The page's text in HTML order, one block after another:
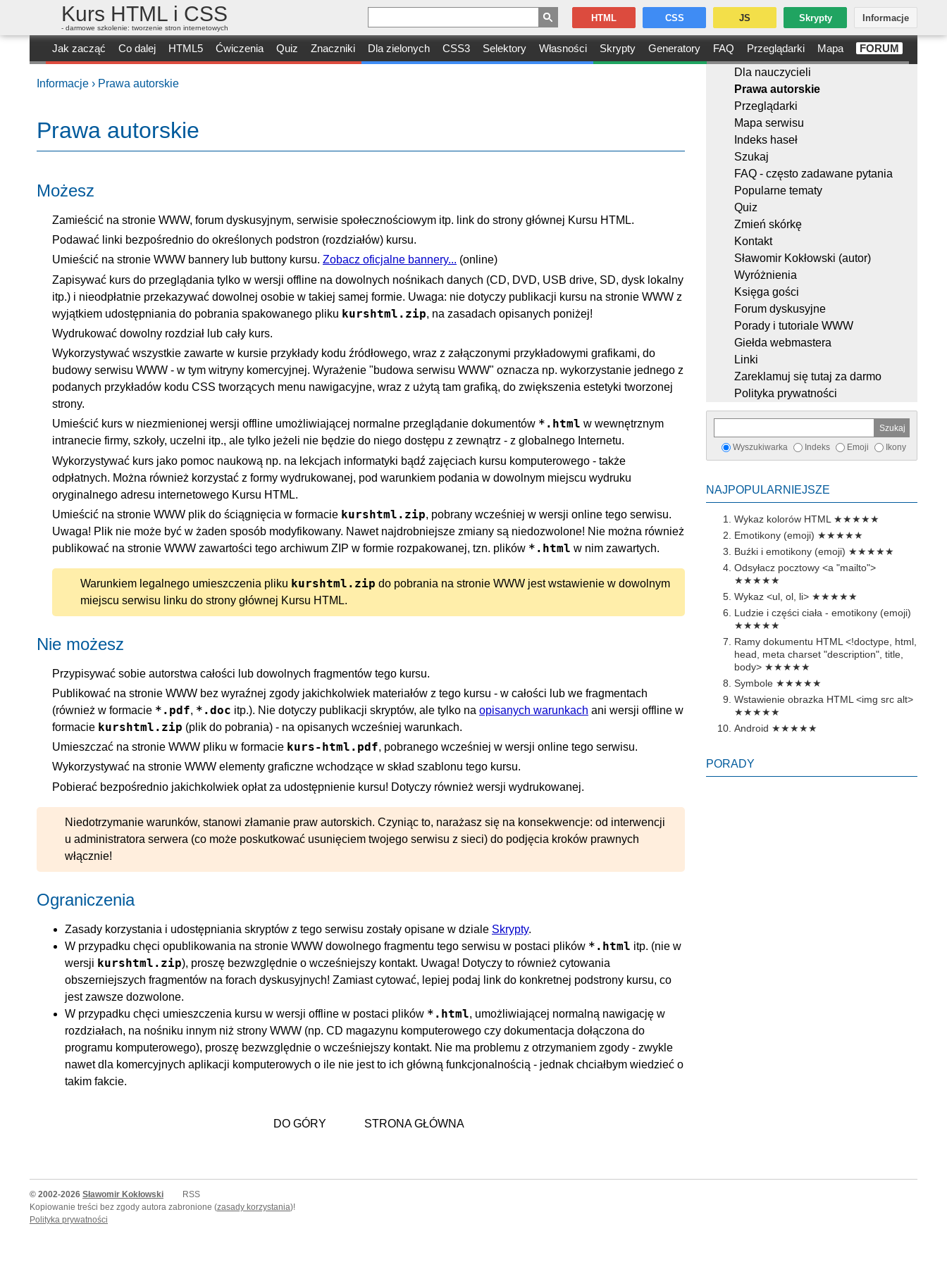
Kurs HTML i CSS
- darmowe szkolenie: tworzenie stron internetowych
Jak zacząć Co dalej HTML5 Ćwiczenia Quiz Znaczniki Dla zielonych CSS3 Selektory Własności Skrypty Generatory FAQ Przeglądarki Mapa FORUM
HTML CSS JS Skrypty Informacje
Dla nauczycieli
Prawa autorskie
Przeglądarki
Mapa serwisu
Indeks haseł
Szukaj
FAQ - często zadawane pytania
Popularne tematy
Quiz
Zmień skórkę
Kontakt
Sławomir Kokłowski (autor)
Wyróżnienia
Księga gości
Forum dyskusyjne
Porady i tutoriale WWW
Giełda webmastera
Linki
Zareklamuj się tutaj za darmo
Polityka prywatności
Wyszukiwarka Indeks Emoji Ikony
NAJPOPULARNIEJSZE
Wykaz kolorów HTML ★★★★★
Emotikony (emoji) ★★★★★
Buźki i emotikony (emoji) ★★★★★
Odsyłacz pocztowy <a "mailto">
★★★★★
Wykaz <ul, ol, li> ★★★★★
Ludzie i części ciała - emotikony (emoji)
★★★★★
Ramy dokumentu HTML <!doctype, html,
head, meta charset "description", title,
body> ★★★★★
Symbole ★★★★★
Wstawienie obrazka HTML <img src alt>
★★★★★
Android ★★★★★
PORADY
Informacje › Prawa autorskie
Prawa autorskie
Możesz
Zamieścić na stronie WWW, forum dyskusyjnym, serwisie społecznościowym itp. link do strony głównej Kursu HTML.
Podawać linki bezpośrednio do określonych podstron (rozdziałów) kursu.
Umieścić na stronie WWW bannery lub buttony kursu. Zobacz oficjalne bannery... (online)
Zapisywać kurs do przeglądania tylko w wersji offline na dowolnych nośnikach danych (CD, DVD, USB drive, SD, dysk lokalny
itp.) i nieodpłatnie przekazywać dowolnej osobie w takiej samej formie. Uwaga: nie dotyczy publikacji kursu na stronie WWW z
wyjątkiem udostępniania do pobrania spakowanego pliku kurshtml.zip, na zasadach opisanych poniżej!
Wydrukować dowolny rozdział lub cały kurs.
Wykorzystywać wszystkie zawarte w kursie przykłady kodu źródłowego, wraz z załączonymi przykładowymi grafikami, do
budowy serwisu WWW - w tym witryny komercyjnej. Wyrażenie "budowa serwisu WWW" oznacza np. wykorzystanie jednego z
podanych przykładów kodu CSS tworzących menu nawigacyjne, wraz z użytą tam grafiką, do zwiększenia estetyki tworzonej
strony.
Umieścić kurs w niezmienionej wersji offline umożliwiającej normalne przeglądanie dokumentów *.html w wewnętrznym
intranecie firmy, szkoły, uczelni itp., ale tylko jeżeli nie będzie do niego dostępu z zewnątrz - z globalnego Internetu.
Wykorzystywać kurs jako pomoc naukową np. na lekcjach informatyki bądź zajęciach kursu komputerowego - także
odpłatnych. Można również korzystać z formy wydrukowanej, pod warunkiem podania w dowolnym miejscu wydruku
oryginalnego adresu internetowego Kursu HTML.
Umieścić na stronie WWW plik do ściągnięcia w formacie kurshtml.zip, pobrany wcześniej w wersji online tego serwisu.
Uwaga! Plik nie może być w żaden sposób modyfikowany. Nawet najdrobniejsze zmiany są niedozwolone! Nie można również
publikować na stronie WWW zawartości tego archiwum ZIP w formie rozpakowanej, tzn. plików *.html w nim zawartych.
Warunkiem legalnego umieszczenia pliku kurshtml.zip do pobrania na stronie WWW jest wstawienie w dowolnym
miejscu serwisu linku do strony głównej Kursu HTML.
Nie możesz
Przypisywać sobie autorstwa całości lub dowolnych fragmentów tego kursu.
Publikować na stronie WWW bez wyraźnej zgody jakichkolwiek materiałów z tego kursu - w całości lub we fragmentach
(również w formacie *.pdf, *.doc itp.). Nie dotyczy publikacji skryptów, ale tylko na opisanych warunkach ani wersji offline w
formacie kurshtml.zip (plik do pobrania) - na opisanych wcześniej warunkach.
Umieszczać na stronie WWW pliku w formacie kurs-html.pdf, pobranego wcześniej w wersji online tego serwisu.
Wykorzystywać na stronie WWW elementy graficzne wchodzące w skład szablonu tego kursu.
Pobierać bezpośrednio jakichkolwiek opłat za udostępnienie kursu! Dotyczy również wersji wydrukowanej.
Niedotrzymanie warunków, stanowi złamanie praw autorskich. Czyniąc to, narażasz się na konsekwencje: od interwencji
u administratora serwera (co może poskutkować usunięciem twojego serwisu z sieci) do podjęcia kroków prawnych
włącznie!
Ograniczenia
Zasady korzystania i udostępniania skryptów z tego serwisu zostały opisane w dziale Skrypty.
W przypadku chęci opublikowania na stronie WWW dowolnego fragmentu tego serwisu w postaci plików *.html itp. (nie w
wersji kurshtml.zip), proszę bezwzględnie o wcześniejszy kontakt. Uwaga! Dotyczy to również cytowania
obszerniejszych fragmentów na forach dyskusyjnych! Zamiast cytować, lepiej podaj link do konkretnej podstrony kursu, co
jest zawsze dozwolone.
W przypadku chęci umieszczenia kursu w wersji offline w postaci plików *.html, umożliwiającej normalną nawigację w
rozdziałach, na nośniku innym niż strony WWW (np. CD magazynu komputerowego czy dokumentacja dołączona do
programu komputerowego), proszę bezwzględnie o wcześniejszy kontakt. Nie ma problemu z otrzymaniem zgody - zwykle
nawet dla komercyjnych aplikacji komputerowych o ile nie jest to ich główną funkcjonalnością - jednak chciałbym wiedzieć o
takim fakcie.
DO GÓRY STRONA GŁÓWNA
© 2002-2026 Sławomir Kokłowski
RSS
Kopiowanie treści bez zgody autora zabronione (zasady korzystania)!
Polityka prywatności